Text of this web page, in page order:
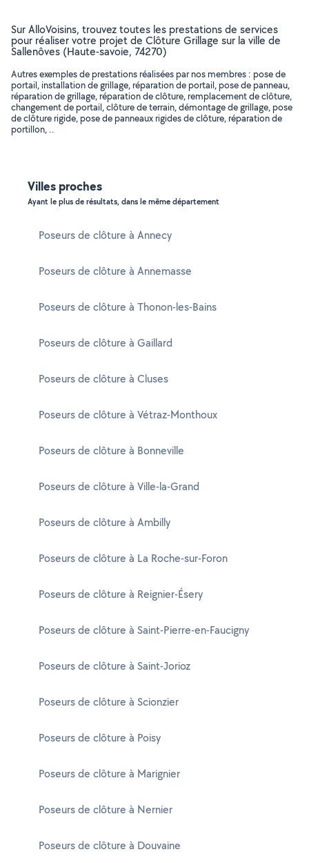
Sur AlloVoisins, trouvez toutes les prestations de services
pour réaliser votre projet de Clôture Grillage sur la ville de
Sallenôves (Haute-savoie, 74270)
Autres exemples de prestations réalisées par nos membres : pose de
portail, installation de grillage, réparation de portail, pose de panneau,
réparation de grillage, réparation de clôture, remplacement de clôture,
changement de portail, clôture de terrain, démontage de grillage, pose
de clôture rigide, pose de panneaux rigides de clôture, réparation de
portillon, ..
Villes proches
Ayant le plus de résultats, dans le même département
Poseurs de clôture à Annecy
Poseurs de clôture à Annemasse
Poseurs de clôture à Thonon-les-Bains
Poseurs de clôture à Gaillard
Poseurs de clôture à Cluses
Poseurs de clôture à Vétraz-Monthoux
Poseurs de clôture à Bonneville
Poseurs de clôture à Ville-la-Grand
Poseurs de clôture à Ambilly
Poseurs de clôture à La Roche-sur-Foron
Poseurs de clôture à Reignier-Ésery
Poseurs de clôture à Saint-Pierre-en-Faucigny
Poseurs de clôture à Saint-Jorioz
Poseurs de clôture à Scionzier
Poseurs de clôture à Poisy
Poseurs de clôture à Marignier
Poseurs de clôture à Nernier
Poseurs de clôture à Douvaine